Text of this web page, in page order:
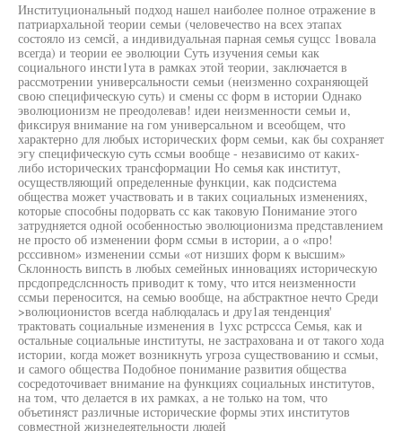
Институциональный подход нашел наиболее полное отражение в
патриархальной теории семьи (человечество на всех этапах
состояло из семсй, а индивидуальная парная семья сущсс 1вовала
всегда) и теории ее эволюции Суть изучения семьи как
социального инсти1ута в рамках этой теории, заключается в
рассмотрении универсальности семьи (неизменно сохраняющей
свою специфическую суть) и смены сс форм в истории Однако
эволюционизм не преодолевав! идеи неизменности семьи и,
фиксируя внимание на гом универсальном и всеобщем, что
характерно для любых исторических форм семьи, как бы сохраняет
эгу специфическую суть ссмьи вообще - независимо от каких-
либо исторических трансформации Но семья как институт,
осуществляющий определенные функции, как подсистема
общества может участвовать и в таких социальных изменениях,
которые способны подорвать сс как таковую Понимание этого
затрудняется одной особенностью эволюционизма представлением
не просто об изменении форм ссмьи в истории, а о «про!
рсссивном» изменении ссмьи «от низших форм к высшим»
Склонность випсть в любых семейных инновациях историческую
прсдопредслснность приводит к тому, что ится неизменности
ссмьи переносится, на семью вообще, на абстрактное нечто Среди
>волюционистов всегда наблюдалась и дру1ая тенденция'
трактовать социальные изменения в 1ухс рстрссса Семья, как и
остальные социальные институты, не застрахована и от такого хода
истории, когда может возникнуть угроза существованию и ссмьи,
и самого общества Подобное понимание развития общества
сосредоточивает внимание на функциях социальных институтов,
на том, что делается в их рамках, а не только на том, что
объетиняст различные исторические формы этих институтов
совместной жизнедеятельности людей